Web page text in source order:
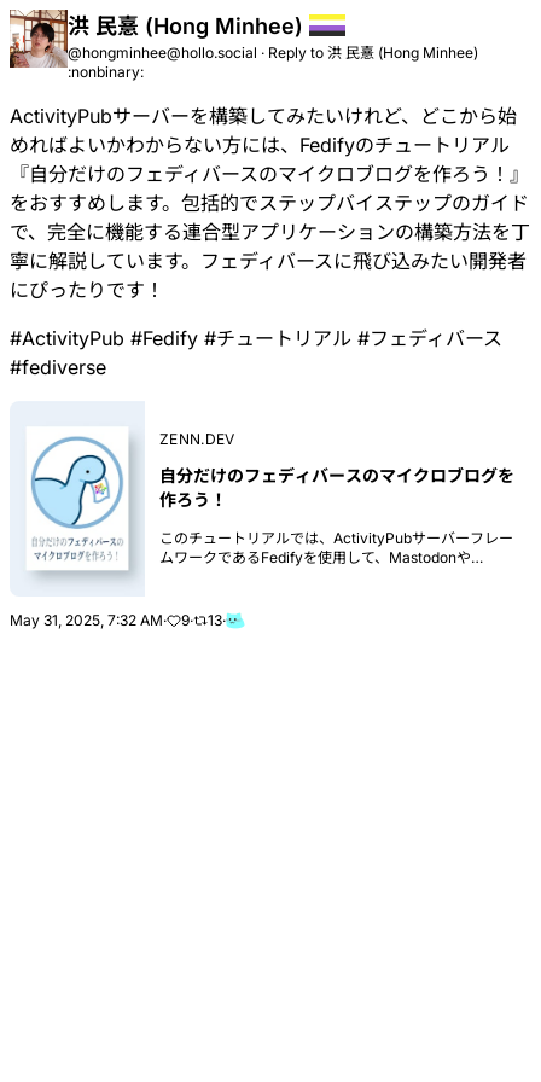
洪 民憙 (Hong Minhee)
@hongminhee@hollo.social · Reply to 洪 民憙 (Hong Minhee)
:nonbinary:
ActivityPubサーバーを構築してみたいけれど、どこから始
めればよいかわからない方には、Fedifyのチュートリアル
『自分だけのフェディバースのマイクロブログを作ろう！ 』
をおすすめします。包括的でステップバイステップのガイド
で、完全に機能する連合型アプリケーションの構築方法を丁
寧に解説しています。フェディバースに飛び込みたい開発者
にぴったりです！
#ActivityPub #Fedify #チュートリアル #フェディバース
#fediverse
ZENN.DEV
自分だけのフェディバースのマイクロブログを
作ろう！
このチュートリアルでは、ActivityPubサーバーフレー
ムワークであるFedifyを使用して、Mastodonや
May 31, 2025, 7:32 AM· 9· 13·